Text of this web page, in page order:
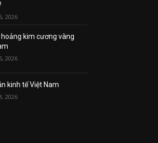
2026
hoảng kim cương vàng
2026
kinh tế Việt Nam
2026